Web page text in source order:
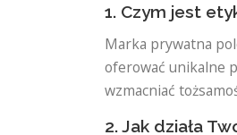
1. Czym jest
Marka prywatna
oferować unikalne
wzmacniać
2. Jak działa